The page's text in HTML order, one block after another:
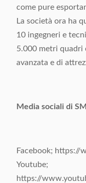
come pure
La società ora ha
10 ingegneri e
5.000 metri quadri
avanzata e di
Media sociali di
Facebook; https://
Youtube;
https://